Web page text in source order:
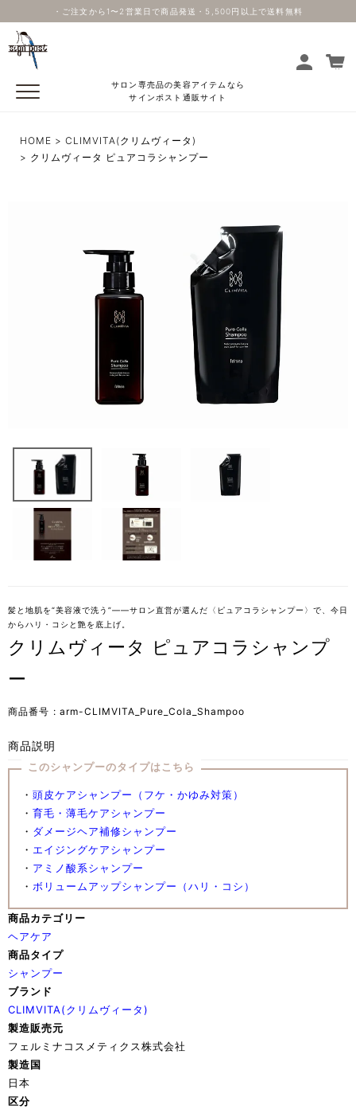
・ご注文から1〜2営業日で商品発送・5,500円以上で送料無料
サロン専売品の美容アイテムなら
サインポスト通販サイト
HOME
CLIMVITA(クリムヴィータ)
クリムヴィータ ピュアコラシャンプー
髪と地肌を“美容液で洗う”——サロン直営が選んだ〈ピュアコラシャンプー〉で、今日
からハリ・コシと艶を底上げ。
クリムヴィータ ピュアコラシャンプ
ー
商品番号 arm-CLIMVITA_Pure_Cola_Shampoo
商品説明
このシャンプーのタイプはこちら
・ 頭皮ケアシャンプー（フケ・かゆみ対策）
・ 育毛・薄毛ケアシャンプー
・ ダメージヘア補修シャンプー
・ エイジングケアシャンプー
・ アミノ酸系シャンプー
・ ボリュームアップシャンプー（ハリ・コシ）
商品カテゴリー
ヘアケア
商品タイプ
シャンプー
ブランド
CLIMVITA(クリムヴィータ)
製造販売元
フェルミナコスメティクス株式会社
製造国
日本
区分